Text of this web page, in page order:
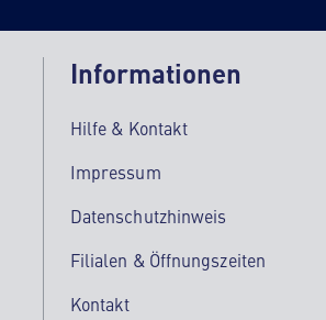
Informationen
Hilfe & Kontakt
Impressum
Datenschutzhinweis
Filialen & Öffnungszeiten
Kontakt